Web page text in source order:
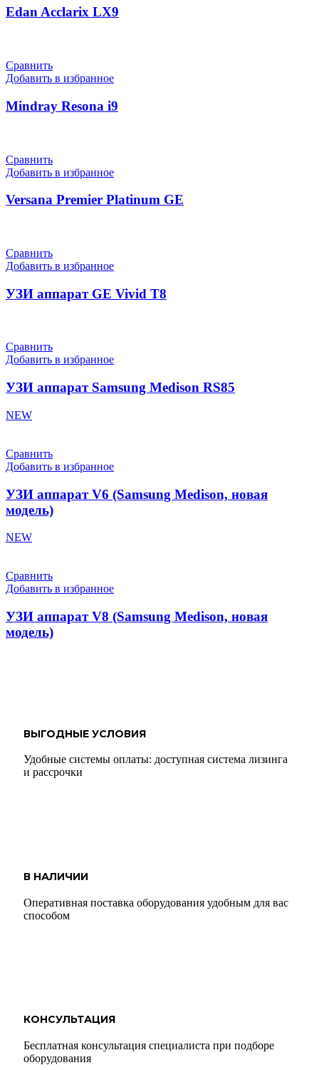
Edan Acclarix LX9
Сравнить
Добавить в избранное
Mindray Resona i9
Сравнить
Добавить в избранное
Versana Premier Platinum GE
Сравнить
Добавить в избранное
УЗИ аппарат GE Vivid T8
Сравнить
Добавить в избранное
УЗИ аппарат Samsung Medison RS85
NEW
Сравнить
Добавить в избранное
УЗИ аппарат V6 (Samsung Medison, новая
модель)
NEW
Сравнить
Добавить в избранное
УЗИ аппарат V8 (Samsung Medison, новая
модель)
КОНСУЛЬТАЦИЯ
Бесплатная консультация специалиста при подборе
оборудования
В НАЛИЧИИ
Оперативная поставка оборудования удобным для вас
способом
ВЫГОДНЫЕ УСЛОВИЯ
Удобные системы оплаты: доступная система лизинга
и рассрочки